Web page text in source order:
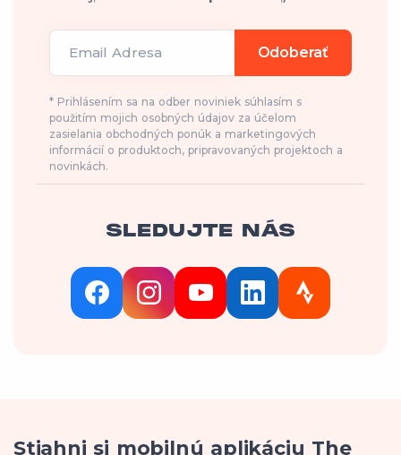
Email Adresa Odoberať
* Prihlásením sa na odber noviniek súhlasím s
použitím mojich osobných údajov za účelom
zasielania obchodných ponúk a marketingových
informácií o produktoch, pripravovaných projektoch a
novinkách.
SLEDUJTE NÁS
Stiahni si mobilnú aplikáciu The